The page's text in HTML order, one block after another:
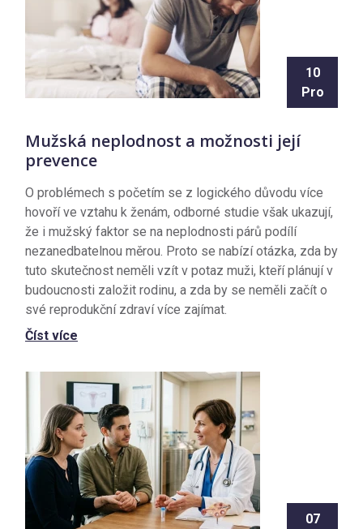
10
Pro
Mužská neplodnost a možnosti její
prevence
O problémech s početím se z logického důvodu více
hovoří ve vztahu k ženám, odborné studie však ukazují,
že i mužský faktor se na neplodnosti párů podílí
nezanedbatelnou měrou. Proto se nabízí otázka, zda by
tuto skutečnost neměli vzít v potaz muži, kteří plánují v
budoucnosti založit rodinu, a zda by se neměli začít o
své reprodukční zdraví více zajímat.
Číst více
07